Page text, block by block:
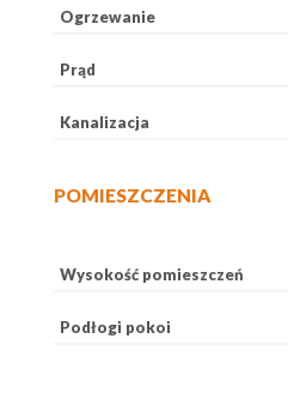
Ogrzewanie
Prąd
Kanalizacja
POMIESZCZENIA
Wysokość pomieszczeń
Podłogi pokoi